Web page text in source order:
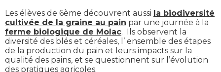
Les élèves de 6ème découvrent aussi la biodiversité
cultivée de la graine au pain par une journée à la
ferme biologique de Molac. Ils observent la
diversité des blés et céréales, l’ ensemble des étapes
de la production du pain et leurs impacts sur la
qualité des pains, et se questionnent sur l’évolution
des pratiques agricoles.